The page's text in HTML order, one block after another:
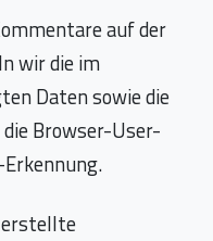
auf der
wir die im
Daten sowie die
Browser-User-
erstellte